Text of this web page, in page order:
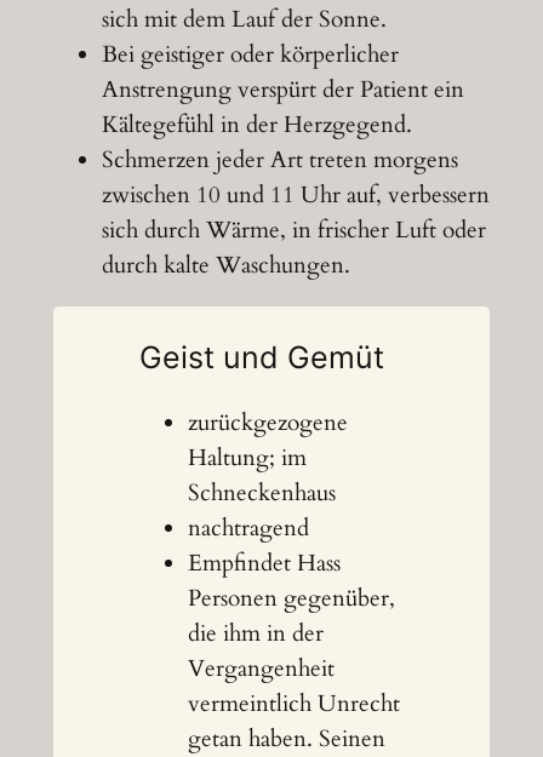
sich mit dem Lauf der Sonne.
Bei geistiger oder körperlicher
Anstrengung verspürt der Patient ein
Kältegefühl in der Herzgegend.
Schmerzen jeder Art treten morgens
zwischen 10 und 11 Uhr auf, verbessern
sich durch Wärme, in frischer Luft oder
durch kalte Waschungen.
Geist und Gemüt
zurückgezogene
Haltung; im
Schneckenhaus
nachtragend
Empfindet Hass
Personen gegenüber,
die ihm in der
Vergangenheit
vermeintlich Unrecht
getan haben. Seinen